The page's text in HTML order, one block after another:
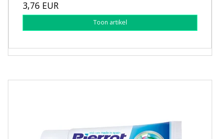
3,76 EUR
Toon artikel